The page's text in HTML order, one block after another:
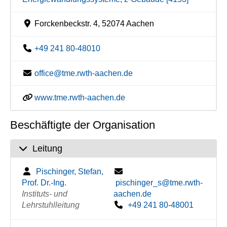
Forckenbeckstr. 4, 52074 Aachen
+49 241 80-48010
office@tme.rwth-aachen.de
www.tme.rwth-aachen.de
Beschäftigte der Organisation
Leitung
Pischinger, Stefan,
Prof. Dr.-Ing.
Instituts- und
Lehrstuhlleitung
pischinger_s@tme.rwth-
aachen.de
+49 241 80-48001